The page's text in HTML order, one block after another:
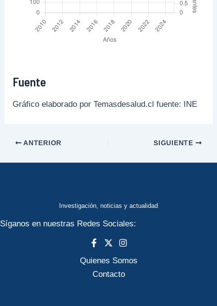
Fuente
Gráfico elaborado por Temasdesalud.cl fuente: INE
ANTERIOR SIGUIENTE
Investigación, noticias y actualidad
Síganos en nuestras Redes Sociales:
Quienes Somos
Contacto